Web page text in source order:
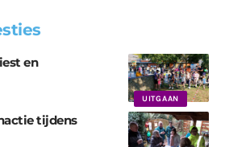
UITGAAN
en
tijdens